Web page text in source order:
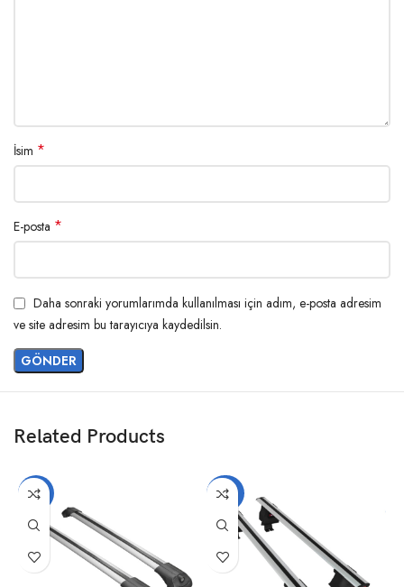
İsim *
E-posta *
Daha sonraki yorumlarımda kullanılması için adım, e-posta adresim
ve site adresim bu tarayıcıya kaydedilsin.
Related Products
-17% -20%